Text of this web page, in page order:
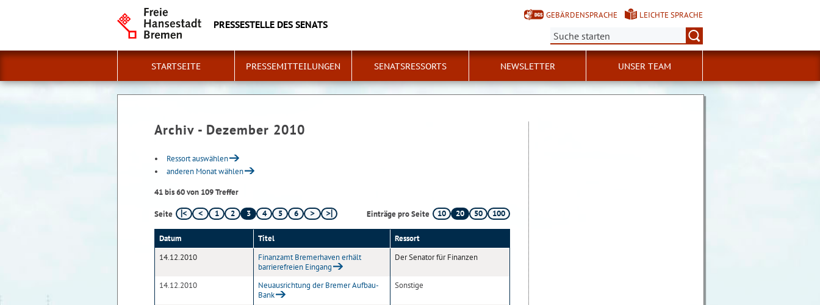
PRESSESTELLE DES SENATS
GEBÄRDENSPRACHE
LEICHTE SPRACHE
Suche:
STARTSEITE PRESSEMITTEILUNGEN SENATSRESSORTS NEWSLETTER UNSER TEAM
Archiv - Dezember 2010
Ressort auswählen
anderen Monat wählen
41 bis 60 von 109 Treffer
Seite 1 2 3 4 5 6 Einträge pro Seite 10 20 50 100
Datum Titel
Ressort
14.12.2010
Finanzamt Bremerhaven erhält
barrierefreien Eingang
Der Senator für Finanzen
14.12.2010
Neuausrichtung der Bremer Aufbau-
Bank
Sonstige